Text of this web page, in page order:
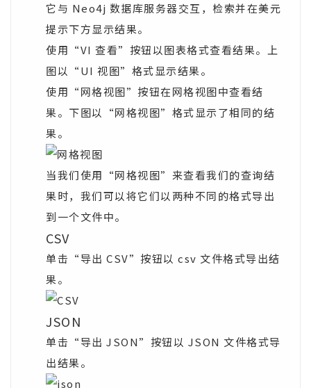
它与 Neo4j 数据库服务器交互，检索并在美元
提示下方显示结果。
使用“VI 查看”按钮以图表格式查看结果。上
图以“UI 视图”格式显示结果。
使用“网格视图”按钮在网格视图中查看结
果。下图以“网格视图”格式显示了相同的结
果。
当我们使用“网格视图”来查看我们的查询结
果时，我们可以将它们以两种不同的格式导出
到一个文件中。
CSV
单击“导出 CSV”按钮以 csv 文件格式导出结
果。
JSON
单击“导出 JSON”按钮以 JSON 文件格式导
出结果。